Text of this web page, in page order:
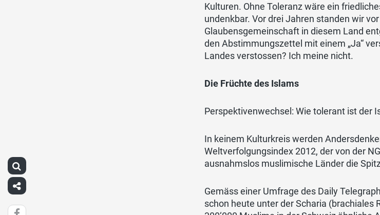
Kulturen. Ohne Toleranz wäre ein
undenkbar. Vor drei Jahren standen wir
Glaubensgemeinschaft in diesem Land
den Abstimmungszettel mit einem „Ja“
Landes verstossen? Ich meine nicht.
Die Früchte des Islams
Perspektivenwechsel: Wie tolerant ist der
In keinem Kulturkreis werden
Weltverfolgungsindex 2012, der von der
ausnahmslos muslimische Länder die
Gemäss einer Umfrage des Daily
schon heute unter der Scharia (brachiales